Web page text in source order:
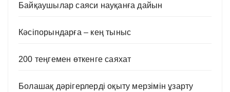
Байқаушылар саяси науқанға дайын
Кәсіпорындарға – кең тыныс
200 теңгемен өткенге саяхат
Болашақ дәрігерлерді оқыту мерзімін ұзарту